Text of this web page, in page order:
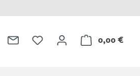
0,00 €